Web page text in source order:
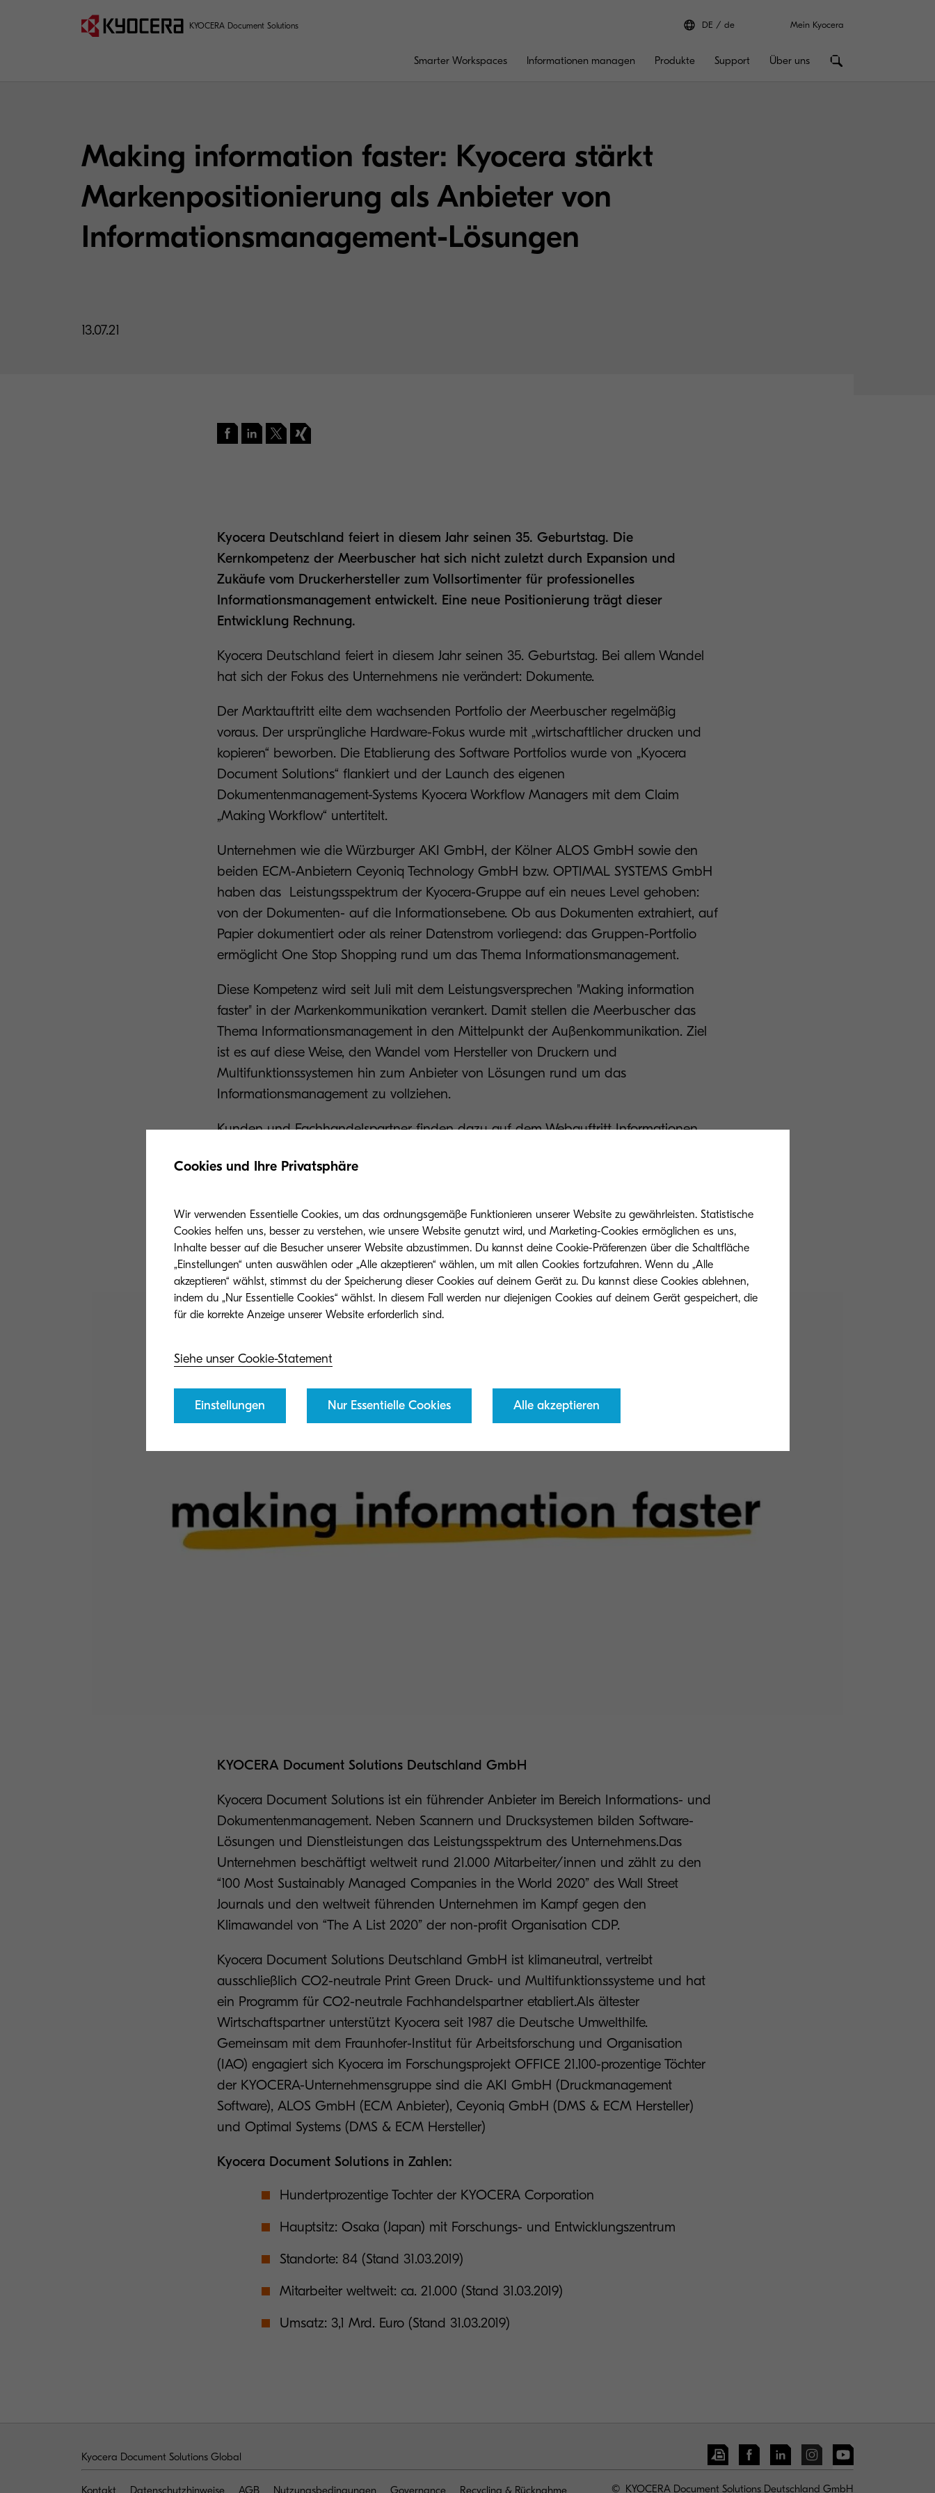
KYOCERA Document Solutions DE de Mein Kyocera
Smarter Workspaces Informationen managen Produkte Support Über uns
Making information faster: Kyocera stärkt
Markenpositionierung als Anbieter von
Informationsmanagement-Lösungen
13.07.21
Kyocera Deutschland feiert in diesem Jahr seinen 35. Geburtstag. Die
Kernkompetenz der Meerbuscher hat sich nicht zuletzt durch Expansion und
Zukäufe vom Druckerhersteller zum Vollsortimenter für professionelles
Informationsmanagement entwickelt. Eine neue Positionierung trägt dieser
Entwicklung Rechnung.
Kyocera Deutschland feiert in diesem Jahr seinen 35. Geburtstag. Bei allem Wandel
hat sich der Fokus des Unternehmens nie verändert: Dokumente.
Der Marktauftritt eilte dem wachsenden Portfolio der Meerbuscher regelmäßig
voraus. Der ursprüngliche Hardware-Fokus wurde mit „wirtschaftlicher drucken und
kopieren“ beworben. Die Etablierung des Software Portfolios wurde von „Kyocera
Document Solutions“ flankiert und der Launch des eigenen
Dokumentenmanagement-Systems Kyocera Workflow Managers mit dem Claim
„Making Workflow“ untertitelt.
Unternehmen wie die Würzburger AKI GmbH, der Kölner ALOS GmbH sowie den
beiden ECM-Anbietern Ceyoniq Technology GmbH bzw. OPTIMAL SYSTEMS GmbH
haben das Leistungsspektrum der Kyocera-Gruppe auf ein neues Level gehoben:
von der Dokumenten- auf die Informationsebene. Ob aus Dokumenten extrahiert, auf
Papier dokumentiert oder als reiner Datenstrom vorliegend: das Gruppen-Portfolio
ermöglicht One Stop Shopping rund um das Thema Informationsmanagement.
Diese Kompetenz wird seit Juli mit dem Leistungsversprechen "Making information
faster" in der Markenkommunikation verankert. Damit stellen die Meerbuscher das
Thema Informationsmanagement in den Mittelpunkt der Außenkommunikation. Ziel
ist es auf diese Weise, den Wandel vom Hersteller von Druckern und
Multifunktionssystemen hin zum Anbieter von Lösungen rund um das
Informationsmanagement zu vollziehen.
Kunden und Fachhandelspartner finden dazu auf dem Webauftritt Informationen,
sicherer, nachhaltiger und flexibler gestalten lassen. Flankiert wird die Positionierung
sozialen Medien.
KYOCERA Document Solutions Deutschland GmbH
Kyocera Document Solutions ist ein führender Anbieter im Bereich Informations- und
Dokumentenmanagement. Neben Scannern und Drucksystemen bilden Software-
Lösungen und Dienstleistungen das Leistungsspektrum des Unternehmens.Das
Unternehmen beschäftigt weltweit rund 21.000 Mitarbeiter/innen und zählt zu den
“100 Most Sustainably Managed Companies in the World 2020” des Wall Street
Journals und den weltweit führenden Unternehmen im Kampf gegen den
Klimawandel von “The A List 2020” der non-profit Organisation CDP.
Kyocera Document Solutions Deutschland GmbH ist klimaneutral, vertreibt
ausschließlich CO2-neutrale Print Green Druck- und Multifunktionssysteme und hat
ein Programm für CO2-neutrale Fachhandelspartner etabliert.Als ältester
Wirtschaftspartner unterstützt Kyocera seit 1987 die Deutsche Umwelthilfe.
Gemeinsam mit dem Fraunhofer-Institut für Arbeitsforschung und Organisation
(IAO) engagiert sich Kyocera im Forschungsprojekt OFFICE 21.100-prozentige Töchter
der KYOCERA-Unternehmensgruppe sind die AKI GmbH (Druckmanagement
Software), ALOS GmbH (ECM Anbieter), Ceyoniq GmbH (DMS & ECM Hersteller)
und Optimal Systems (DMS & ECM Hersteller)
Kyocera Document Solutions in Zahlen:
Hundertprozentige Tochter der KYOCERA Corporation
Hauptsitz: Osaka (Japan) mit Forschungs- und Entwicklungszentrum
Standorte: 84 (Stand 31.03.2019)
Mitarbeiter weltweit: ca. 21.000 (Stand 31.03.2019)
Umsatz: 3,1 Mrd. Euro (Stand 31.03.2019)
Kyocera Document Solutions Global
Kontakt Datenschutzhinweise AGB Nutzungsbedingungen Governance Recycling & Rücknahme © KYOCERA Document Solutions Deutschland GmbH
Cookies und Ihre Privatsphäre
Wir verwenden Essentielle Cookies, um das ordnungsgemäße Funktionieren unserer Website zu gewährleisten. Statistische
Cookies helfen uns, besser zu verstehen, wie unsere Website genutzt wird, und Marketing-Cookies ermöglichen es uns,
Inhalte besser auf die Besucher unserer Website abzustimmen. Du kannst deine Cookie-Präferenzen über die Schaltfläche
„Einstellungen“ unten auswählen oder „Alle akzeptieren“ wählen, um mit allen Cookies fortzufahren. Wenn du „Alle
akzeptieren“ wählst, stimmst du der Speicherung dieser Cookies auf deinem Gerät zu. Du kannst diese Cookies ablehnen,
indem du „Nur Essentielle Cookies“ wählst. In diesem Fall werden nur diejenigen Cookies auf deinem Gerät gespeichert, die
für die korrekte Anzeige unserer Website erforderlich sind.
Siehe unser Cookie-Statement
Einstellungen Nur Essentielle Cookies Alle akzeptieren